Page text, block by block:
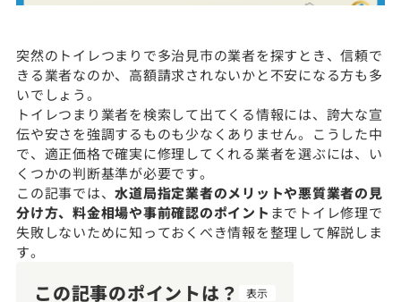
突然のトイレつまりで多治見市の業者を探すとき、信頼で
きる業者なのか、高額請求されないかと不安になる方も多
いでしょう。
トイレつまり業者を検索して出てくる情報には、誇大な宣
伝や安さを強調するものも少なくありません。こうした中
で、適正価格で確実に修理してくれる業者を選ぶには、い
くつかの判断基準が必要です。
この記事では、水道局指定業者のメリットや悪質業者の見
分け方、料金相場や事前確認のポイント までトイレ修理で
失敗しないために知っておくべき情報を整理して解説しま
す。
この記事のポイントは？ 表示